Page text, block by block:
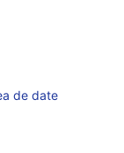
de date